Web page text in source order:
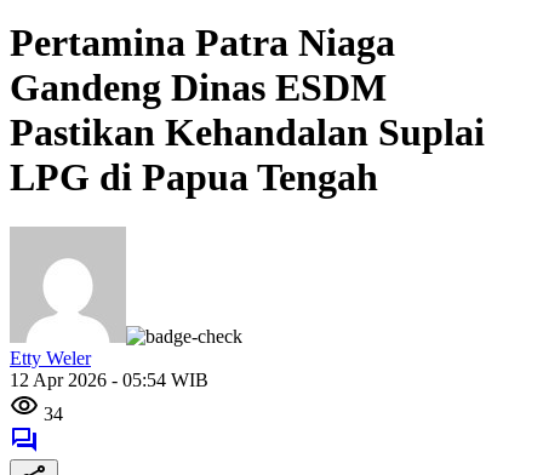
Pertamina Patra Niaga
Gandeng Dinas ESDM
Pastikan Kehandalan Suplai
LPG di Papua Tengah
Etty Weler
12 Apr 2026 - 05:54 WIB
34